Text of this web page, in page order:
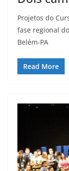
Projetos do
fase regional
Belém-PA
Read More